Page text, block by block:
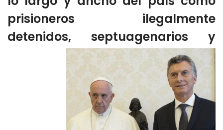
prisioneros ilegalmente
detenidos, septuagenarios y